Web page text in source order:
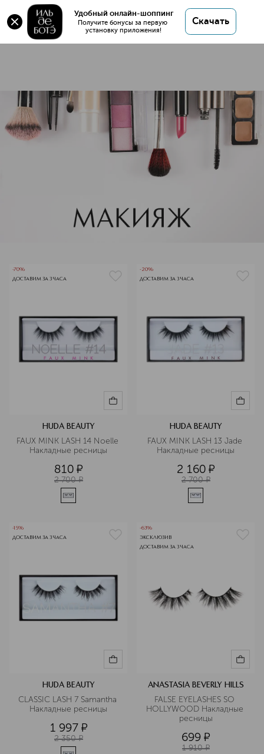
Удобный онлайн-шоппинг
Получите бонусы за первую
установку приложения!
Скачать
Накладные ресницы
17 товаров
Накладные ресницы
-70%
ДОСТАВИМ ЗА 3 ЧАСА
HUDA BEAUTY
FAUX MINK LASH 14 Noelle
Накладные ресницы
810 ¤
2 700 ¤
-20%
ДОСТАВИМ ЗА 3 ЧАСА
HUDA BEAUTY
FAUX MINK LASH 13 Jade
Накладные ресницы
2 160 ¤
2 700 ¤
-15%
ДОСТАВИМ ЗА 3 ЧАСА
HUDA BEAUTY
CLASSIC LASH 7 Samantha
Накладные ресницы
1 997 ¤
2 350 ¤
-63%
ЭКСКЛЮЗИВ
ДОСТАВИМ ЗА 3 ЧАСА
ANASTASIA BEVERLY HILLS
FALSE EYELASHES SO
HOLLYWOOD Накладные
ресницы
699 ¤
1 910 ¤